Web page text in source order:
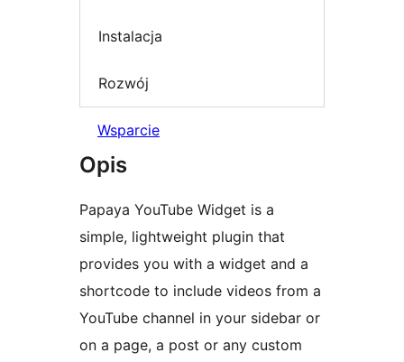
Instalacja
Rozwój
Wsparcie
Opis
Papaya YouTube Widget is a
simple, lightweight plugin that
provides you with a widget and a
shortcode to include videos from a
YouTube channel in your sidebar or
on a page, a post or any custom